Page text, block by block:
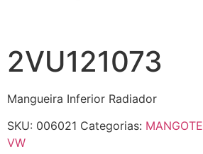
2VU121073
Mangueira Inferior Radiador
SKU: 006021 Categorias: MANGOTE
VW